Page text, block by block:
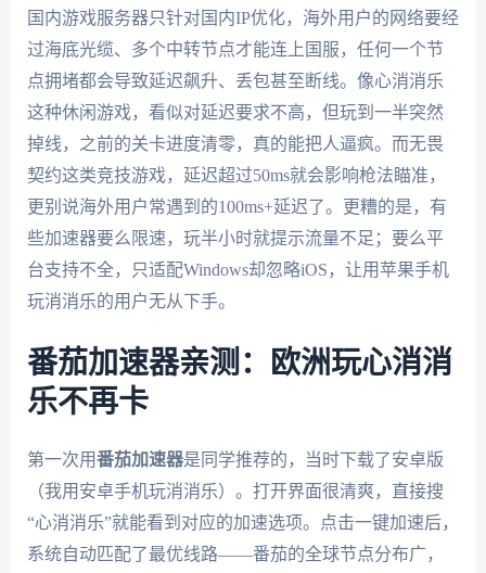
国内游戏服务器只针对国内IP优化，海外用户的网络要经
过海底光缆、多个中转节点才能连上国服，任何一个节
点拥堵都会导致延迟飙升、丢包甚至断线。像心消消乐
这种休闲游戏，看似对延迟要求不高，但玩到一半突然
掉线，之前的关卡进度清零，真的能把人逼疯。而无畏
契约这类竞技游戏，延迟超过50ms就会影响枪法瞄准，
更别说海外用户常遇到的100ms+延迟了。更糟的是，有
些加速器要么限速，玩半小时就提示流量不足；要么平
台支持不全，只适配Windows却忽略iOS，让用苹果手机
玩消消乐的用户无从下手。
番茄加速器亲测：欧洲玩心消消
乐不再卡
第一次用番茄加速器是同学推荐的，当时下载了安卓版
（我用安卓手机玩消消乐）。打开界面很清爽，直接搜
“心消消乐”就能看到对应的加速选项。点击一键加速后，
系统自动匹配了最优线路——番茄的全球节点分布广，